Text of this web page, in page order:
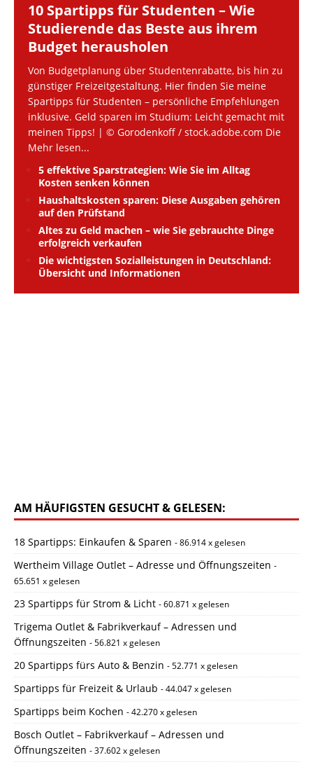
10 Spartipps für Studenten – Wie
Studierende das Beste aus ihrem
Budget herausholen
Von Budgetplanung über Studentenrabatte, bis hin zu
günstiger Freizeitgestaltung. Hier finden Sie meine
Spartipps für Studenten – persönliche Empfehlungen
inklusive. Geld sparen im Studium: Leicht gemacht mit
meinen Tipps! | © Gorodenkoff / stock.adobe.com Die
Mehr lesen...
5 effektive Sparstrategien: Wie Sie im Alltag
Kosten senken können
Haushaltskosten sparen: Diese Ausgaben gehören
auf den Prüfstand
Altes zu Geld machen – wie Sie gebrauchte Dinge
erfolgreich verkaufen
Die wichtigsten Sozialleistungen in Deutschland:
Übersicht und Informationen
AM HÄUFIGSTEN GESUCHT & GELESEN:
18 Spartipps: Einkaufen & Sparen - 86.914 x gelesen
Wertheim Village Outlet – Adresse und Öffnungszeiten -
65.651 x gelesen
23 Spartipps für Strom & Licht - 60.871 x gelesen
Trigema Outlet & Fabrikverkauf – Adressen und
Öffnungszeiten - 56.821 x gelesen
20 Spartipps fürs Auto & Benzin - 52.771 x gelesen
Spartipps für Freizeit & Urlaub - 44.047 x gelesen
Spartipps beim Kochen - 42.270 x gelesen
Bosch Outlet – Fabrikverkauf – Adressen und
Öffnungszeiten - 37.602 x gelesen